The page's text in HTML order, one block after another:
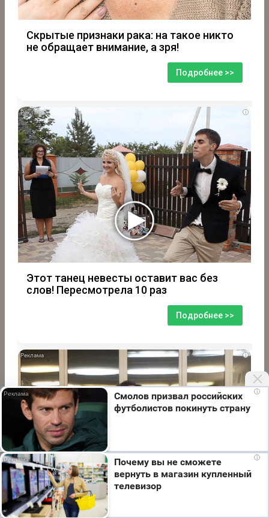
Скрытые признаки рака: на такое никто
не обращает внимание, а зря!
Подробнее >>
i
Этот танец невесты оставит вас без
слов! Пересмотрела 10 раз
Подробнее >>
i
Мы используем cookie. Во время посещения сайта
вы соглашаетесь с тем, что мы обрабатываем
ваши персональные данные с использованием
метрик Яндекс Метрика, top.mail.ru, LiveInternet.
Я согласен
i
Смолов призвал российских
футболистов покинуть страну
i
Почему вы не сможете
вернуть в магазин купленный
телевизор